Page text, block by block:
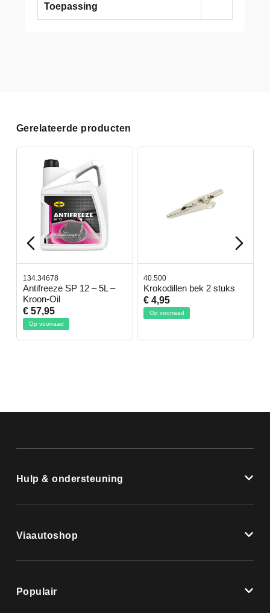
Toepassing
Gerelateerde producten
134.34678
Antifreeze SP 12 – 5L –
Kroon-Oil
€ 57,95
Op voorraad
40.500
Krokodillen bek 2 stuks
€ 4,95
Op voorraad
Hulp & ondersteuning
Viaautoshop
Populair